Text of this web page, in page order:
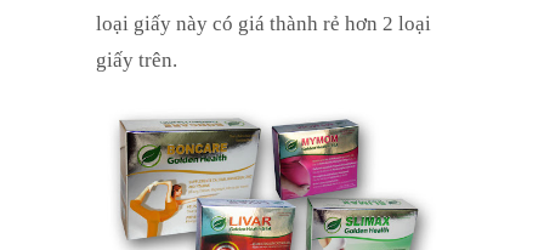
loại giấy này có giá thành rẻ hơn 2 loại
giấy trên.